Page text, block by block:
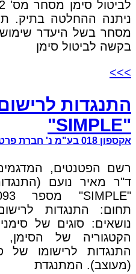
ניתנה ההחלטה בתיק.
מסחר בשל היעדר
בקשה לביטול סימן
>>>
התנגדות
"SIMPLE"
אקספון 018 בע"מ נ' חברת פרטנר תקשורת בע"מ
רשם הפטנטים,
ד"ר מאיר נועם
תחום: התנגדות
נושאים: סוגים של
הקטגוריה של הסימן,
(מעוצב). המתנגדת